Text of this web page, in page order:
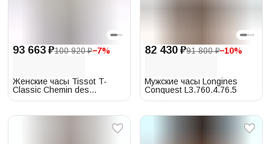
93 663 ₽100 920 ₽−7%
Женские часы Tissot T-
Classic Chemin des
82 430 ₽91 800 ₽−10%
Мужские часы Longines
Conquest L3.760.4.76.5